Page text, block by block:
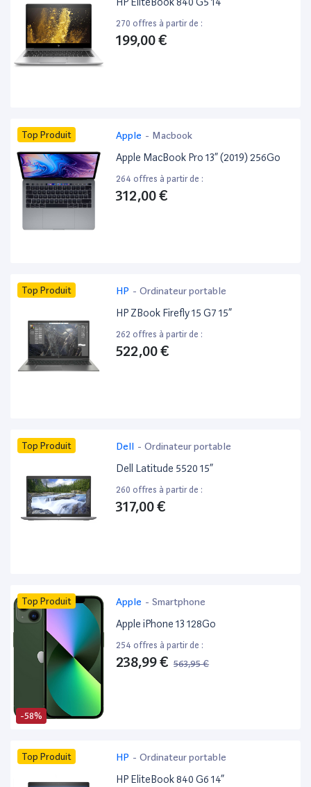
270 offres à partir de :
199,00 €
Top Produit Apple - Macbook
Apple MacBook Pro 13” (2019) 256Go
264 offres à partir de :
312,00 €
Top Produit HP - Ordinateur portable
HP ZBook Firefly 15 G7 15”
262 offres à partir de :
522,00 €
Top Produit Dell - Ordinateur portable
Dell Latitude 5520 15”
260 offres à partir de :
317,00 €
-58%
Top Produit Apple - Smartphone
Apple iPhone 13 128Go
254 offres à partir de :
238,99 € 563,95 €
Top Produit HP - Ordinateur portable
HP EliteBook 840 G6 14”